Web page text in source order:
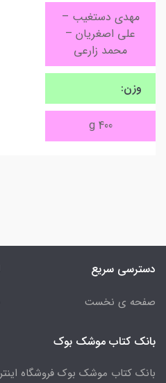
مهدی دستغیب –
علی اصغریان –
محمد زارعی
وزن:
400 g
دسترسی سریع
صفحه ی نخست
بانک کتاب موشک بوک
بانک کتاب موشک بوک فروشگاه